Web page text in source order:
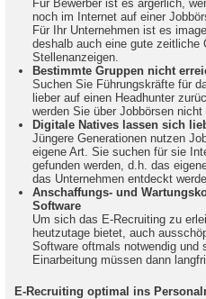
Für Bewerber ist es ärgerlich,
noch im Internet auf einer
Für Ihr Unternehmen ist es
deshalb auch eine gute zeitliche
Stellenanzeigen.
Bestimmte Gruppen nicht
Suchen Sie Führungskräfte für
lieber auf einen Headhunter
werden Sie über Jobbörsen nicht
Digitale Natives lassen sich
Jüngere Generationen nutzen
eigene Art. Sie suchen für sie
gefunden werden, d.h. das
das Unternehmen entdeckt
Anschaffungs- und
Software
Um sich das E-Recruiting zu
heutzutage bietet, auch
Software oftmals notwendig und
Einarbeitung müssen dann
E-Recruiting optimal ins